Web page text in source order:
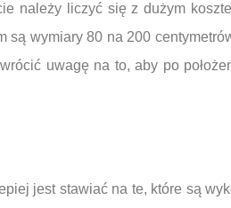
należy liczyć się z dużym
wymiary 80 na 200
uwagę na to, aby po
jest stawiać na te, które są